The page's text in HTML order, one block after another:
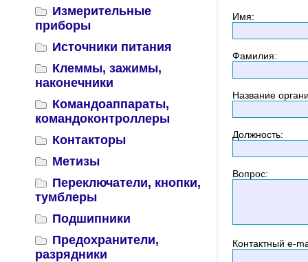
Измерительные
приборы
Источники питания
Клеммы, зажимы,
наконечники
Командоаппараты,
командоконтроллеры
Контакторы
Метизы
Переключатели, кнопки,
тумблеры
Подшипники
Предохранители,
разрядники
Имя:
Фамилия:
Название
Должность:
Вопрос:
Контактный e-